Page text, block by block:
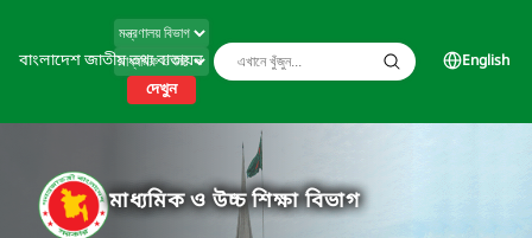
বাংলাদেশ জাতীয় তথ্য বাতায়ন
দেখুন
English
মাধ্যমিক ও উচ্চ শিক্ষা বিভাগ